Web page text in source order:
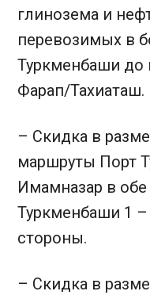
глинозема и
перевозимых в
Туркменбаши до
Фарап/Тахиаташ.
– Скидка в
маршруты Порт
Имамназар в
Туркменбаши 1
стороны.
– Скидка в